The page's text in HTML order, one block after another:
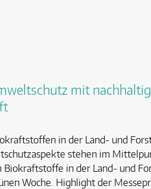
mit
in der Land- und
stehen im
Biokraftstoffe in der Land- und
Woche. Highlight der